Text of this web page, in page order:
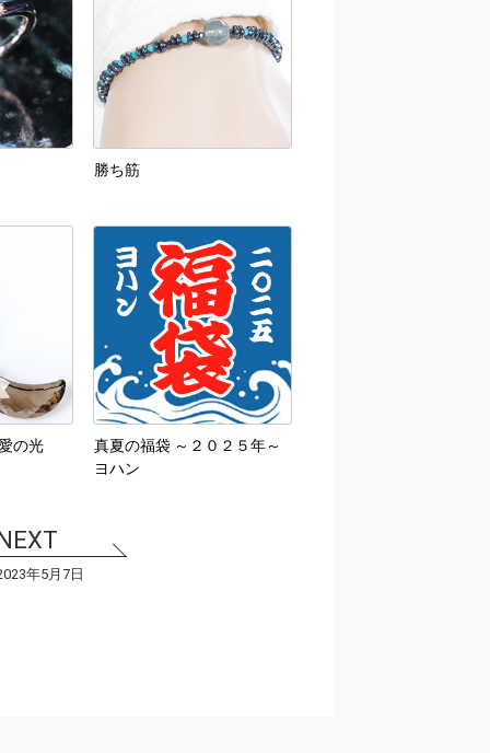
勝ち筋
の光
真夏の福袋 ～２０２５年～
ヨハン
年5月7日